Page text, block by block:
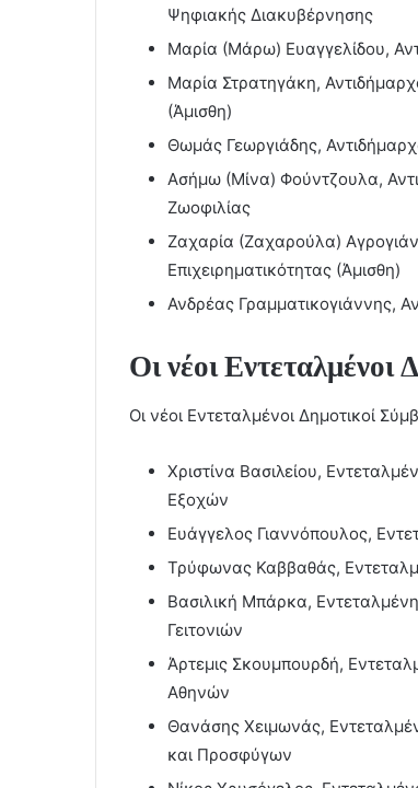
Ψηφιακής Διακυβέρνησης
Μαρία (Μάρω) Ευαγγελίδου,
Μαρία Στρατηγάκη,
(Άμισθη)
Θωμάς Γεωργιάδης,
Ασήμω (Μίνα) Φούντζουλα,
Ζωοφιλίας
Ζαχαρία (Ζαχαρούλα)
Επιχειρηματικότητας (Άμισθη)
Ανδρέας Γραμματικογιάννης,
Οι νέοι Εντεταλμένοι
Οι νέοι Εντεταλμένοι Δημοτικοί
Χριστίνα Βασιλείου,
Εξοχών
Ευάγγελος Γιαννόπουλος,
Τρύφωνας Καββαθάς,
Βασιλική Μπάρκα,
Γειτονιών
Άρτεμις Σκουμπουρδή,
Αθηνών
Θανάσης Χειμωνάς,
και Προσφύγων